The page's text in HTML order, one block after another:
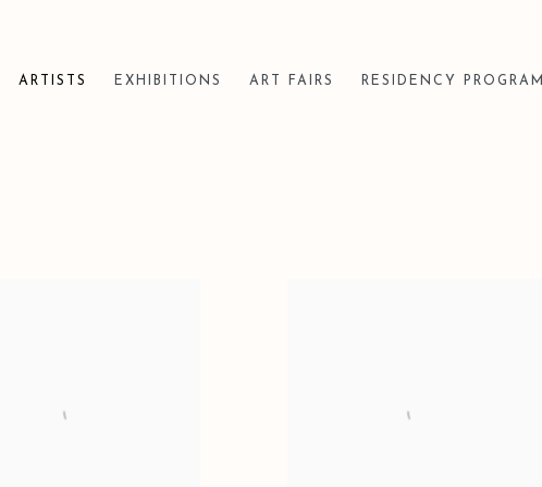
ARTISTS EXHIBITIONS ART FAIRS RESIDENCY PROGRAM